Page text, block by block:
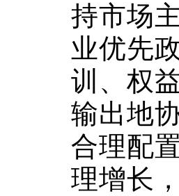
持市场
业优先
训、权
输出地
合理配
理增长